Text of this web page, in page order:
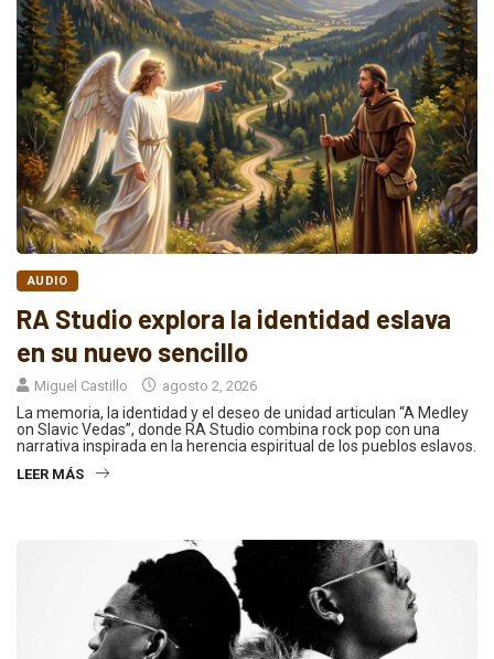
AUDIO
RA Studio explora la identidad eslava
en su nuevo sencillo
Miguel Castillo agosto 2, 2026
La memoria, la identidad y el deseo de unidad articulan “A Medley
on Slavic Vedas”, donde RA Studio combina rock pop con una
narrativa inspirada en la herencia espiritual de los pueblos eslavos.
LEER MÁS